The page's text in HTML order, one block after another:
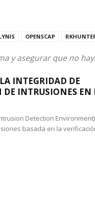
OPENSCAP
y asegurar que no
INTEGRIDAD DE
DE INTRUSIONES
Detection
basada en la